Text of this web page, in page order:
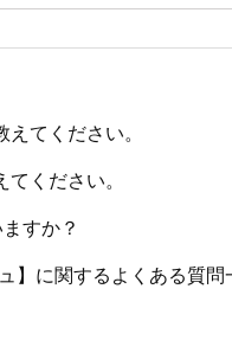
てください。
ください。
すか？
】に関するよくある質問